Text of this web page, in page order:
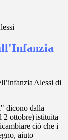
Alessi di
dicono dalla
2 ottobre) istituita
ciò che i
aiuto